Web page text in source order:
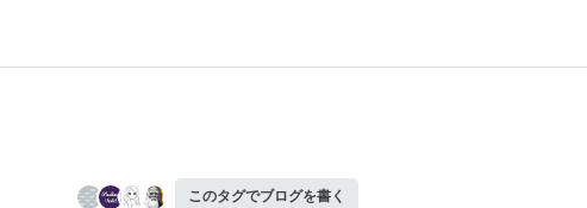
このタグでブログを書く